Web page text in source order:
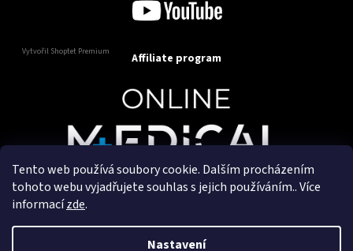
Tento web používá soubory cookie. Dalším procházením
tohoto webu vyjadřujete souhlas s jejich používáním.. Více
informacízde.
Nastavení
Vytvořil Shoptet Premium Affiliate program
Copyright 2025OnlineMedical.cz. Všechna práva
Vytvořil a marketingově zajišťuje